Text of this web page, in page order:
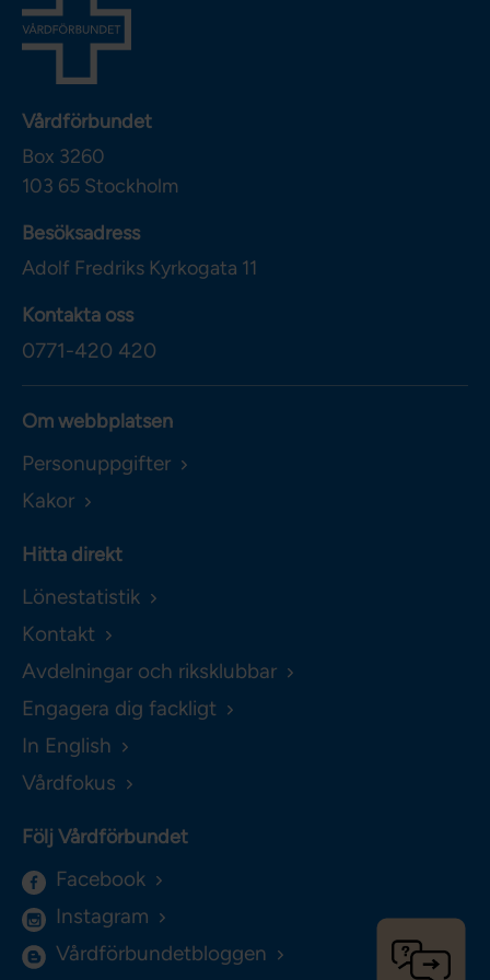
Vårdförbundet
Box 3260
103 65 Stockholm
Besöksadress
Adolf Fredriks Kyrkogata 11
Kontakta oss
0771-420 420
Om webbplatsen
Personuppgifter
Kakor
Hitta direkt
Lönestatistik
Kontakt
Avdelningar och riksklubbar
Engagera dig fackligt
In English
Vårdfokus
Följ Vårdförbundet
Facebook
Instagram
Vårdförbundetbloggen